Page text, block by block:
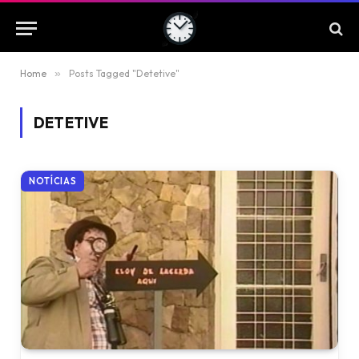
Home » Posts Tagged "Detetive"
DETETIVE
NOTÍCIAS